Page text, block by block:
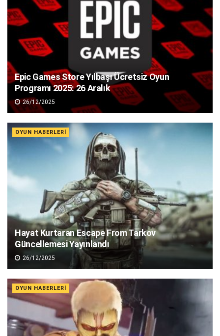
Epic Games Store Yılbaşı Ücretsiz Oyun
Programı 2025: 26 Aralık
26/12/2025
OYUN HABERLERI
Hayat Kurtaran Escape From Tarkov
Güncellemesi Yayınlandı
26/12/2025
OYUN HABERLERI